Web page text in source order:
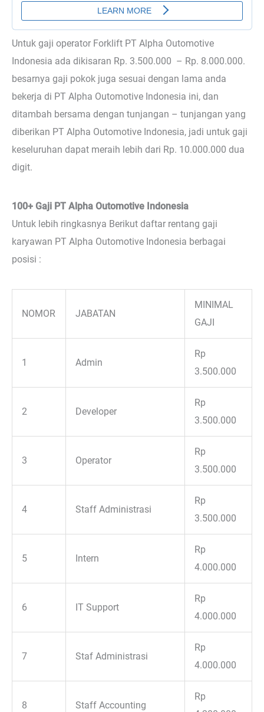
Untuk gaji operator Forklift PT Alpha Outomotive
Indonesia ada dikisaran Rp. 3.500.000 – Rp. 8.000.000.
besarnya gaji pokok juga sesuai dengan lama anda
bekerja di PT Alpha Outomotive Indonesia ini, dan
ditambah bersama dengan tunjangan – tunjangan yang
diberikan PT Alpha Outomotive Indonesia, jadi untuk gaji
keseluruhan dapat meraih lebih dari Rp. 10.000.000 dua
digit.
100+ Gaji PT Alpha Outomotive Indonesia
Untuk lebih ringkasnya Berikut daftar rentang gaji
karyawan PT Alpha Outomotive Indonesia berbagai
posisi :
NOMOR JABATAN
MINIMAL
GAJI
1 Admin
Rp
3.500.000
2 Developer
Rp
3.500.000
3 Operator
Rp
3.500.000
4 Staff Administrasi
Rp
3.500.000
5 Intern
Rp
4.000.000
6 IT Support
Rp
4.000.000
7 Staf Administrasi
Rp
4.000.000
8 Staff Accounting
Rp